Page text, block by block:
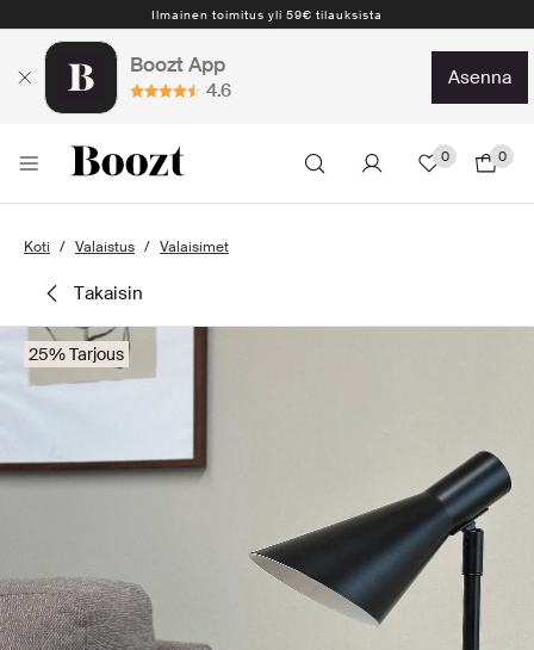
Ilmainen toimitus yli 59€ tilauksista
Boozt App
4.6
asenna
0 0
Koti Valaistus Valaisimet
takaisin
25% Tarjous